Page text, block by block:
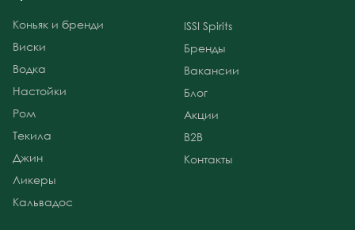
Коньяк и бренди
Виски
Водка
Настойки
Ром
Текила
Джин
Ликеры
Кальвадос
ISSI Spirits
Бренды
Вакансии
Блог
Акции
B2B
Контакты